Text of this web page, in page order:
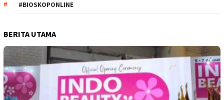
#BIOSKOPONLINE
BERITA UTAMA